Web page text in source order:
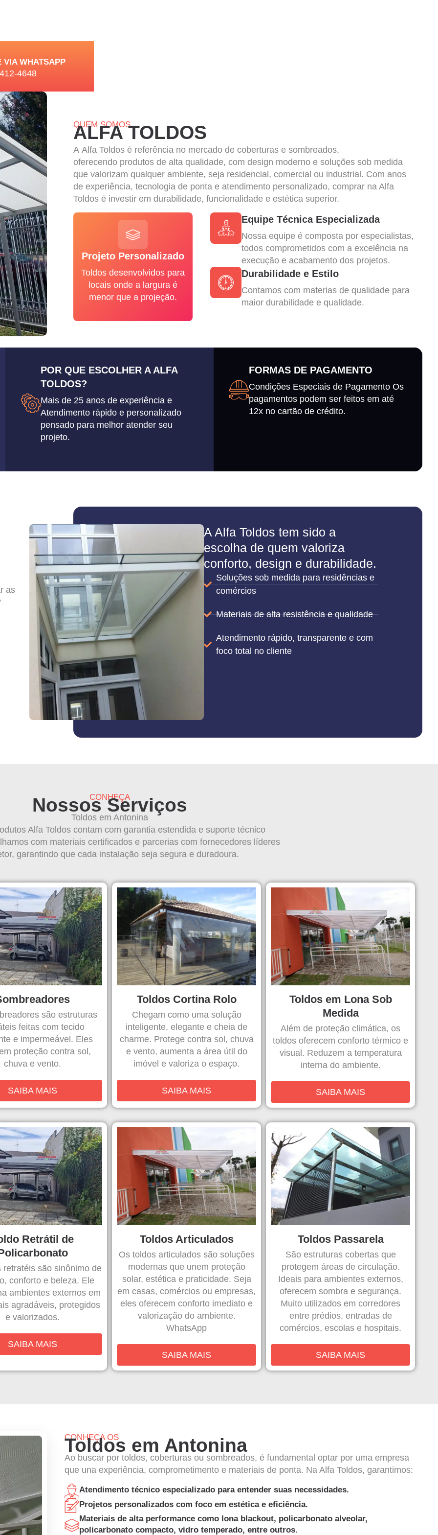
VIA WHATSAPP
4648
QUEM SOMOS
ALFA TOLDOS
A Alfa Toldos é referência no mercado de coberturas e sombreados,
oferecendo produtos de alta qualidade, com design moderno e soluções sob medida
que valorizam qualquer ambiente, seja residencial, comercial ou industrial. Com anos
de experiência, tecnologia de ponta e atendimento personalizado, comprar na Alfa
Toldos é investir em durabilidade, funcionalidade e estética superior.
Projeto Personalizado
Toldos desenvolvidos para
locais onde a largura é
menor que a projeção.
Equipe Técnica Especializada
Nossa equipe é composta por especialistas,
todos comprometidos com a excelência na
execução e acabamento dos projetos.
Durabilidade e Estilo
Contamos com materias de qualidade para
maior durabilidade e qualidade.
POR QUE ESCOLHER A ALFA
TOLDOS?
Mais de 25 anos de experiência e
Atendimento rápido e personalizado
pensado para melhor atender seu
projeto.
FORMAS DE PAGAMENTO
Condições Especiais de Pagamento Os
pagamentos podem ser feitos em até
12x no cartão de crédito.
as
A Alfa Toldos tem sido a
escolha de quem valoriza
conforto, design e durabilidade.
Soluções sob medida para residências e
comércios
Materiais de alta resistência e qualidade
Atendimento rápido, transparente e com
foco total no cliente
CONHEÇA
Nossos Serviços
Toldos em Antonina
Alfa Toldos contam com garantia estendida e suporte técnico
com materiais certificados e parcerias com fornecedores líderes
garantindo que cada instalação seja segura e duradoura.
são estruturas
feitas com tecido
e impermeável. Eles
proteção contra sol,
chuva e vento.
SAIBA MAIS
Toldos Cortina Rolo
Chegam como uma solução
inteligente, elegante e cheia de
charme. Protege contra sol, chuva
e vento, aumenta a área útil do
imóvel e valoriza o espaço.
SAIBA MAIS
Toldos em Lona Sob
Medida
Além de proteção climática, os
toldos oferecem conforto térmico e
visual. Reduzem a temperatura
interna do ambiente.
SAIBA MAIS
Retrátil de
retratéis são sinônimo de
conforto e beleza. Ele
ambientes externos em
agradáveis, protegidos
e valorizados.
SAIBA MAIS
Toldos Articulados
Os toldos articulados são soluções
modernas que unem proteção
solar, estética e praticidade. Seja
em casas, comércios ou empresas,
eles oferecem conforto imediato e
valorização do ambiente.
WhatsApp
SAIBA MAIS
Toldos Passarela
São estruturas cobertas que
protegem áreas de circulação.
Ideais para ambientes externos,
oferecem sombra e segurança.
Muito utilizados em corredores
entre prédios, entradas de
comércios, escolas e hospitais.
SAIBA MAIS
CONHEÇA OS
Toldos em Antonina
Ao buscar por toldos, coberturas ou sombreados, é fundamental optar por uma empresa
que una experiência, comprometimento e materiais de ponta. Na Alfa Toldos, garantimos:
Atendimento técnico especializado para entender suas necessidades.
Projetos personalizados com foco em estética e eficiência.
Materiais de alta performance como lona blackout, policarbonato alveolar,
policarbonato compacto, vidro temperado, entre outros.